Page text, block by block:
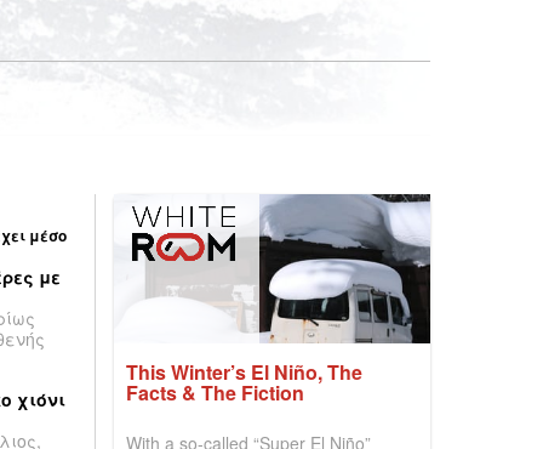
μέσο
με
χιόνι
This Winter’s El Niño, The
Facts & The Fiction
With a so-called “Super El Niño”